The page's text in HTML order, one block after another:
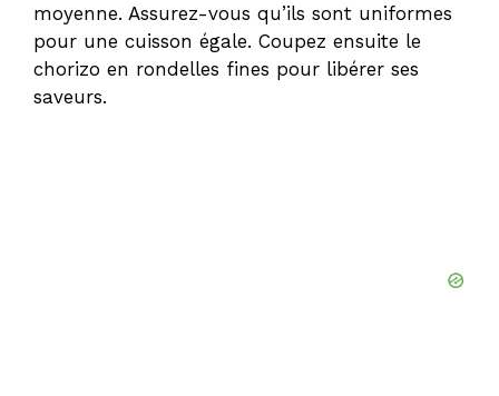
moyenne. Assurez-vous qu’ils sont uniformes
pour une cuisson égale. Coupez ensuite le
chorizo en rondelles fines pour libérer ses
saveurs.